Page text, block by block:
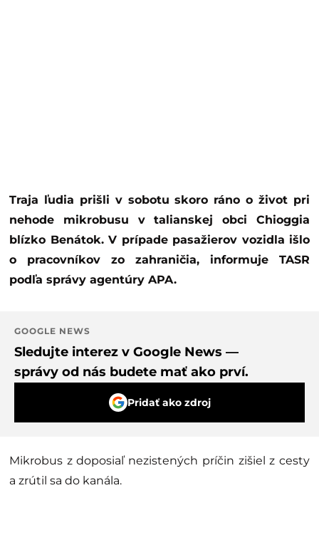
Traja ľudia prišli v sobotu skoro ráno o život pri
nehode mikrobusu v talianskej obci Chioggia
blízko Benátok. V prípade pasažierov vozidla išlo
o pracovníkov zo zahraničia, informuje TASR
podľa správy agentúry APA.
GOOGLE NEWS
Sledujte interez v Google News —
správy od nás budete mať ako prví.
Pridať ako zdroj
Mikrobus z doposiaľ nezistených príčin zišiel z cesty
a zrútil sa do kanála.